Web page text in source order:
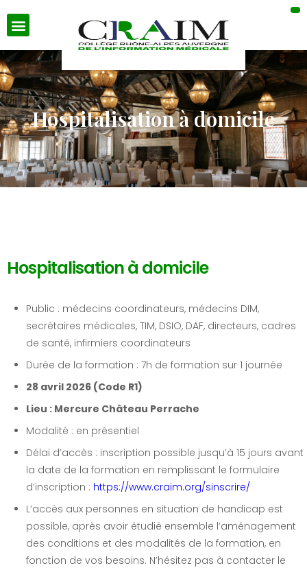
Hospitalisation à domicile
Hospitalisation à domicile
Public : médecins coordinateurs, médecins DIM,
secrétaires médicales, TIM, DSIO, DAF, directeurs, cadres
de santé, infirmiers coordinateurs
Durée de la formation : 7h de formation sur 1 journée
28 avril 2026 (Code R1)
Lieu : Mercure Château Perrache
Modalité : en présentiel
Délai d’accès : inscription possible jusqu’à 15 jours avant
la date de la formation en remplissant le formulaire
d’inscription : https://www.craim.org/sinscrire/
L’accès aux personnes en situation de handicap est
possible, après avoir étudié ensemble l’aménagement
des conditions et des modalités de la formation, en
fonction de vos besoins. N’hésitez pas à contacter le